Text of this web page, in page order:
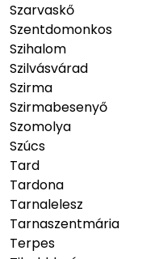
Szarvaskő
Szentdomonkos
Szihalom
Szilvásvárad
Szirma
Szirmabesenyő
Szomolya
Szúcs
Tard
Tardona
Tarnalelesz
Tarnaszentmária
Terpes